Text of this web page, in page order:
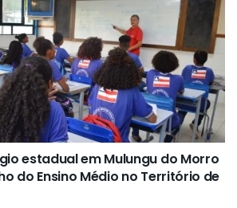
estadual em Mulungu do Morro
do Ensino Médio no Território de